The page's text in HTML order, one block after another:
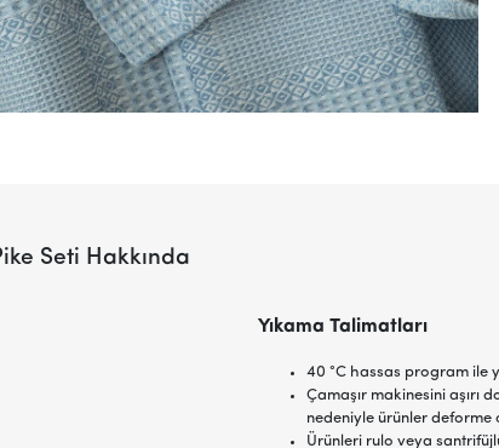
Seti Hakkında
Yıkama Talimatları
40 °C hassas program ile
Çamaşır makinesini aşırı
nedeniyle ürünler deforme
Ürünleri rulo veya